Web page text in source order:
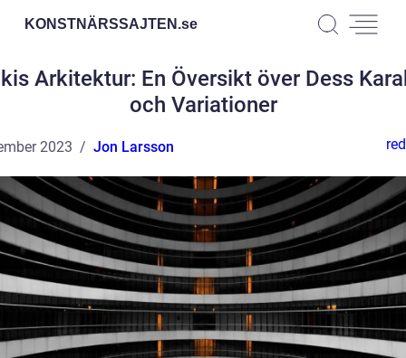
KONSTNÄRSSAJTEN.se
Arkitektur: En Översikt över Dess
och Variationer
2023 Jon Larsson